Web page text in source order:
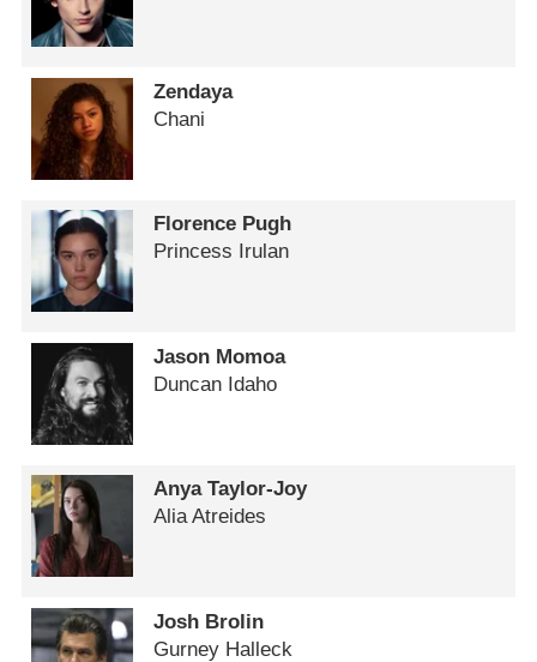
Zendaya
Chani
Florence Pugh
Princess Irulan
Jason Momoa
Duncan Idaho
Anya Taylor-Joy
Alia Atreides
Josh Brolin
Gurney Halleck